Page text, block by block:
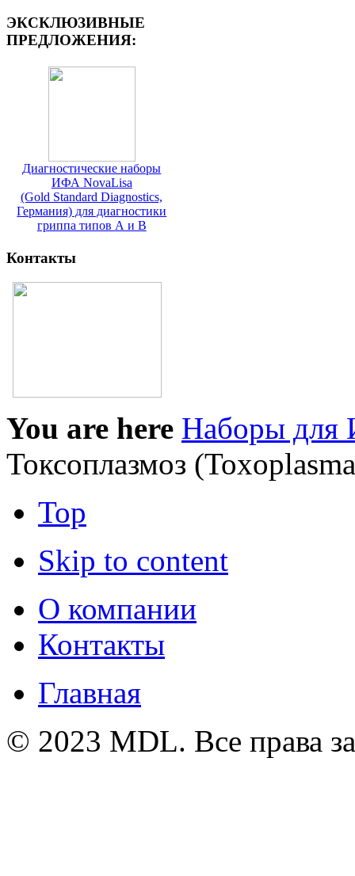
ЭКСКЛЮЗИВНЫЕ
ПРЕДЛОЖЕНИЯ:
Диагностические наборы
ИФА NovaLisa
(Gold Standard Diagnostics,
Германия) для диагностики
гриппа типов А и В
Контакты
You are here Наборы для
Токсоплазмоз
Top
Skip to content
О компании
Контакты
Главная
© 2023 MDL. Все права